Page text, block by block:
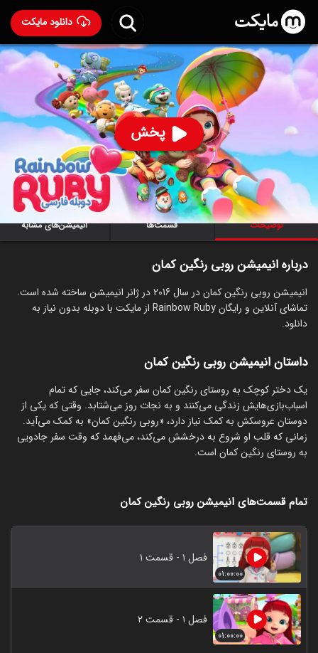
دانلود مایکت
پخش
انیمیشن روبی رنگین کمان با دوبله فارسی - Rainbow Ruby
2016
۱,۸۷۳ ۷.۱
ساخت کره جنوبی سال 2016
رده سنی ۳+
کره‌ای
سریال انیمیشن کمدی خانوادگی
توضیحات قسمت‌ها انیمیشن‌های مشابه
درباره انیمیشن روبی رنگین کمان
انیمیشن روبی رنگین کمان در سال 2016 در ژانر انیمیشن ساخته شده است.
تماشای آنلاین و رایگان Rainbow Ruby از مایکت با دوبله بدون نیاز به
دانلود.
داستان انیمیشن روبی رنگین کمان
یک دختر کوچک به روستای رنگین کمان سفر می‌کند، جایی که تمام
اسباب‌بازی‌هایش زندگی می‌کنند و به نجات روز می‌شتابد. وقتی که یکی از
دوستان عروسکش به کمک نیاز دارد، «روبی رنگین کمان» به کمک می‌آید.
زمانی که قلب او شروع به درخشش می‌کند، می‌فهمد که وقت سفر جادویی
به روستای رنگین کمان است.
تمام قسمت‌های انیمیشن روبی رنگین کمان
۰۱:۰۰:۰۰
فصل ۱ - قسمت ۱
۰۱:۰۰:۰۰
فصل ۱ - قسمت ۲